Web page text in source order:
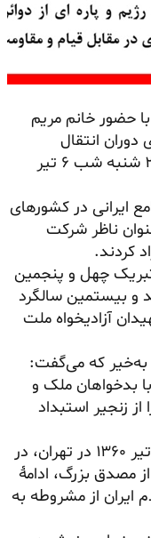
حضور خانم مریم
انتقال
حاکمیت به مردم ایران در ساعت ۲۳ شنبه شب ۶ تیر
ایرانی در کشورهای
ناظر شرکت
کردند.
چهل و پنجمین
و بیستمین سالگرد
آزادیخواه ملت
به‌خیر که می‌گفت:
بدخواهان ملک و
زنجیر استبداد
تأسیس شورای ملی مقاومت در ۳۰ تیر ۱۳۶۰ در تهران، در
در حمایت از مصدق بزرگ، ادامهٔ
ایران از مشروطه به